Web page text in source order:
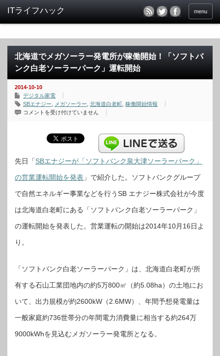
menu
北海道でメガソーラー発電所が稼働開始！「ソフトバ
ンク白老ソーラーパーク」運転開始
2014-10-10
デジタル家電
SBエナジー
メガソーラー 北海道白老町 稼働開始情報
北
ラ
ー
電
所
稼
開
始！
フ
ト
ク
ソ
ー
ー
パ
ク」
運
開
は
コメントを受け付けていません
先日「SBエナジーが「ソフトバンク泉大津ソーラーパーク」
の営業運転開始を発表 」で紹介した。ソフトバンクグループ
で自然エネルギー事業などを行うSB エナジー株式会社が今度
は北海道白老町にある「ソフトバンク白老ソーラーパーク」
の運転開始を発表した。営業運転の開始は2014年10月16日よ
り。
「ソフトバンク白老ソーラーパーク」は、北海道白老町が所
有する石山工業団地内の約5万800㎡（約5.08ha）の土地にお
いて、出力規模が約2600kW（2.6MW）、年間予想発電量は
一般家庭約736世帯分の年間電力消費量に相当する約264万
9000kWhを見込むメガソーラー発電所となる。